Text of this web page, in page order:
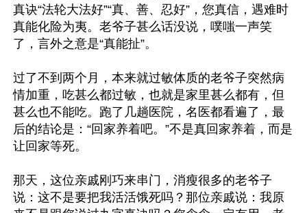
真诀“法轮大法好”“真、善、忍好”，您真信，遇难时
真能化险为夷。老爷子甚么话没说，噗嗤一声笑
了，言外之意是“真能扯”。
过了不到两个月，本来就过敏体质的老爷子突然病
情加重，吃甚么都过敏，也就是家里甚么都有，但
甚么也不能吃。跑了几趟医院，名医都看遍了，最
后的结论是：“回家养着吧。”不是真回家养着，而是
让回家等死。
那天，这位亲戚刚巧来串门，消瘦很多的老爷子
说：这不是要把我活活饿死吗？那位亲戚说：我原